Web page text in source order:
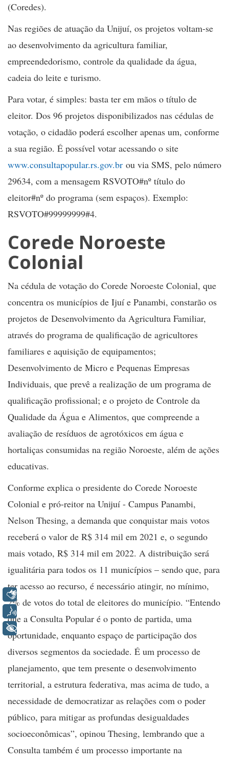
(Coredes).
Nas regiões de atuação da Unijuí, os projetos voltam-se
ao desenvolvimento da agricultura familiar,
empreendedorismo, controle da qualidade da água,
cadeia do leite e turismo.
Para votar, é simples: basta ter em mãos o título de
eleitor. Dos 96 projetos disponibilizados nas cédulas de
votação, o cidadão poderá escolher apenas um, conforme
a sua região. É possível votar acessando o site
www.consultapopular.rs.gov.br ou via SMS, pelo número
29634, com a mensagem RSVOTO#nº título do
eleitor#nº do programa (sem espaços). Exemplo:
RSVOTO#99999999#4.
Corede Noroeste
Colonial
Na cédula de votação do Corede Noroeste Colonial, que
concentra os municípios de Ijuí e Panambi, constarão os
projetos de Desenvolvimento da Agricultura Familiar,
através do programa de qualificação de agricultores
familiares e aquisição de equipamentos;
Desenvolvimento de Micro e Pequenas Empresas
Individuais, que prevê a realização de um programa de
qualificação profissional; e o projeto de Controle da
Qualidade da Água e Alimentos, que compreende a
avaliação de resíduos de agrotóxicos em água e
hortaliças consumidas na região Noroeste, além de ações
educativas.
Conforme explica o presidente do Corede Noroeste
Colonial e pró-reitor na Unijuí - Campus Panambi,
Nelson Thesing, a demanda que conquistar mais votos
receberá o valor de R$ 314 mil em 2021 e, o segundo
mais votado, R$ 314 mil em 2022. A distribuição será
igualitária para todos os 11 municípios – sendo que, para
ter acesso ao recurso, é necessário atingir, no mínimo,
2% de votos do total de eleitores do município. “Entendo
que a Consulta Popular é o ponto de partida, uma
oportunidade, enquanto espaço de participação dos
diversos segmentos da sociedade. É um processo de
planejamento, que tem presente o desenvolvimento
territorial, a estrutura federativa, mas acima de tudo, a
necessidade de democratizar as relações com o poder
público, para mitigar as profundas desigualdades
socioeconômicas”, opinou Thesing, lembrando que a
Consulta também é um processo importante na